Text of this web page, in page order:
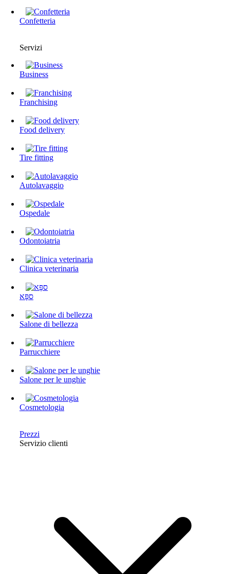
Confetteria
Servizi
Business
Franchising
Food delivery
Tire fitting
Autolavaggio
Ospedale
Odontoiatria
Clinica veterinaria
ספָּא
Salone di bellezza
Parrucchiere
Salone per le unghie
Cosmetologia
Prezzi
Servizio clienti